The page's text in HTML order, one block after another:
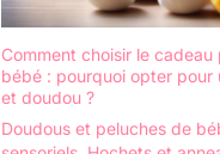
Comment choisir le
bébé : pourquoi opter pour
et doudou ?
Doudous et peluches de